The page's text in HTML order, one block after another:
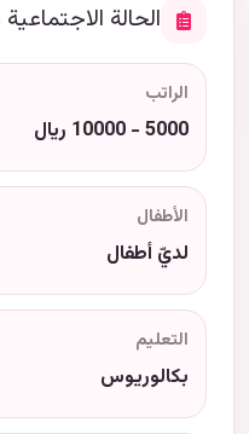
الحالة
الراتب
5000 - 10000 ريال
الأطفال
لديّ أطفال
التعليم
بكالوريوس